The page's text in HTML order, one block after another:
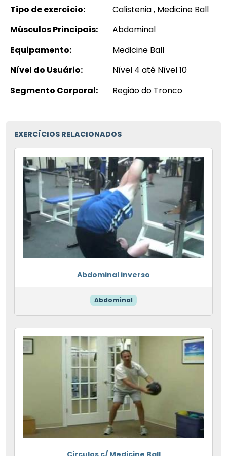
Tipo de exercício:
Calistenia , Medicine Ball
Músculos Principais:
Abdominal
Equipamento:
Medicine Ball
Nível do Usuário:
Nível 4 até Nível 10
Segmento Corporal:
Região do Tronco
EXERCÍCIOS RELACIONADOS
Abdominal inverso
Abdominal